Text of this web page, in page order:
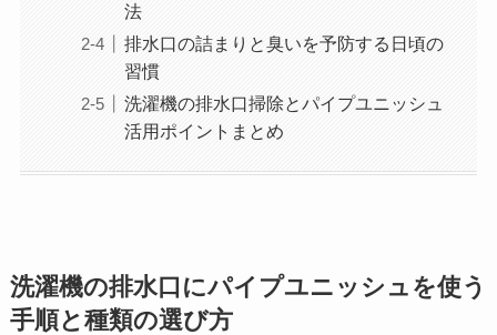
法
排水口の詰まりと臭いを予防する日頃の
習慣
洗濯機の排水口掃除とパイプユニッシュ
活用ポイントまとめ
洗濯機の排水口にパイプユニッシュを使う
手順と種類の選び方